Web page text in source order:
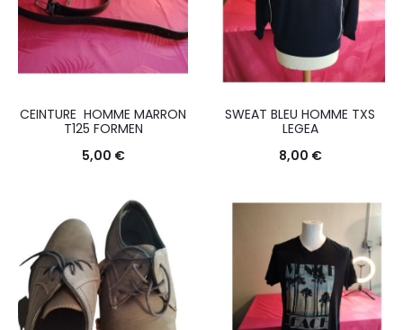
CEINTURE HOMME MARRON
T125 FORMEN
5,00 €
SWEAT BLEU HOMME TXS
LEGEA
8,00 €